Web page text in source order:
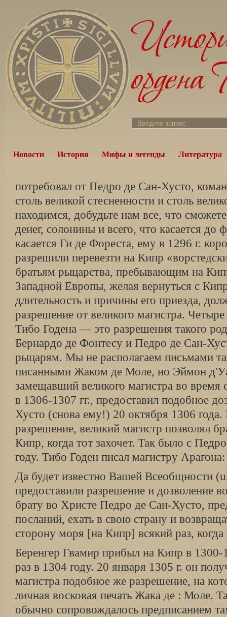
Новости История Мифы и легенды Литература
потребовал от Педро де Сан-Хусто,
столь великой стесненности и столь
находимся, добудьте нам все, что
денег, солони­ны и всего, что касается до
ка­сается Ги де Фореста, ему в 1296 г.
разрешили перевезти на Кипр
братьям рыцарства, пребывающим на
Западной Европы, желая вернуться с
длительность и причины его приезда,
разрешение от великого магистра.
Тибо Годена — это разрешения такого
Бернардо де Фонтесу и Педро де Сан-
ры­царям. Мы не располагаем письмами
писанными Жаком де Моле, но Эймон
замещавший великого магистра во время
в 1306-1307 гг., предоставил подобное
Хусто (снова ему!) 20 октября 1306 года.
разрешение, великий магистр позволял
Кипр, когда тот захочет. Так было с
году. Тибо Годен писал магистру Арагона:
Да будет известно Вашей Всеобщности
предоставили разрешение и дозволе­ние
брату во Христе Пе­дро де Сан-Хусто,
посла­ний, ехать в свою страну и
сторону моря [на Кипр] всякий раз, когда
Беренгер Гвамир прибыл на Кипр в 1300-
раз в 1304 году. 20 января 1305 г. он
магистра подобное же разрешение, на
личная восковая печать Жака де : Моле.
обычно сопровождалось пред­писанием